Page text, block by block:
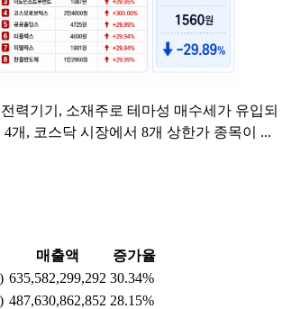
력기기, 소재주로 테마성 매수세가 유입되
개, 코스닥 시장에서 8개 상한가 종목이 ...
매출액
증가율
635,582,299,292 30.34%
487,630,862,852 28.15%